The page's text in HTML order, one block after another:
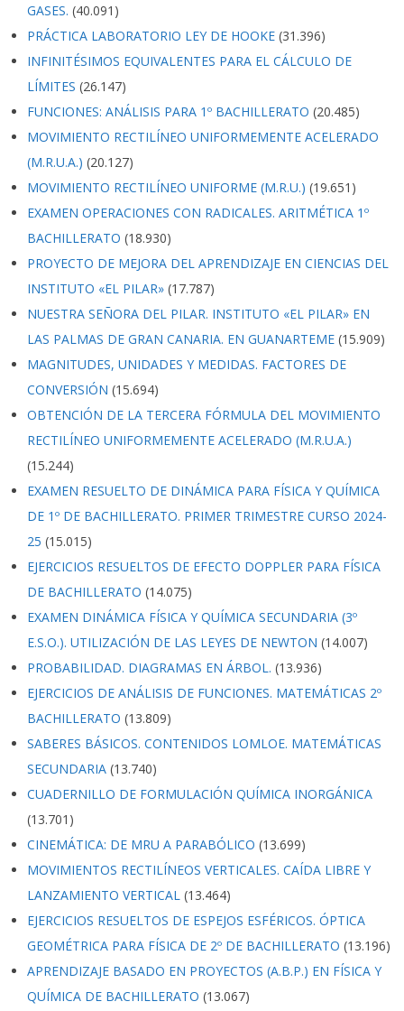
GASES. (40.091)
PRÁCTICA LABORATORIO LEY DE HOOKE (31.396)
INFINITÉSIMOS EQUIVALENTES PARA EL CÁLCULO DE
LÍMITES (26.147)
FUNCIONES: ANÁLISIS PARA 1º BACHILLERATO (20.485)
MOVIMIENTO RECTILÍNEO UNIFORMEMENTE ACELERADO
(M.R.U.A.) (20.127)
MOVIMIENTO RECTILÍNEO UNIFORME (M.R.U.) (19.651)
EXAMEN OPERACIONES CON RADICALES. ARITMÉTICA 1º
BACHILLERATO (18.930)
PROYECTO DE MEJORA DEL APRENDIZAJE EN CIENCIAS DEL
INSTITUTO «EL PILAR» (17.787)
NUESTRA SEÑORA DEL PILAR. INSTITUTO «EL PILAR» EN
LAS PALMAS DE GRAN CANARIA. EN GUANARTEME (15.909)
MAGNITUDES, UNIDADES Y MEDIDAS. FACTORES DE
CONVERSIÓN (15.694)
OBTENCIÓN DE LA TERCERA FÓRMULA DEL MOVIMIENTO
RECTILÍNEO UNIFORMEMENTE ACELERADO (M.R.U.A.)
(15.244)
EXAMEN RESUELTO DE DINÁMICA PARA FÍSICA Y QUÍMICA
DE 1º DE BACHILLERATO. PRIMER TRIMESTRE CURSO 2024-
25 (15.015)
EJERCICIOS RESUELTOS DE EFECTO DOPPLER PARA FÍSICA
DE BACHILLERATO (14.075)
EXAMEN DINÁMICA FÍSICA Y QUÍMICA SECUNDARIA (3º
E.S.O.). UTILIZACIÓN DE LAS LEYES DE NEWTON (14.007)
PROBABILIDAD. DIAGRAMAS EN ÁRBOL. (13.936)
EJERCICIOS DE ANÁLISIS DE FUNCIONES. MATEMÁTICAS 2º
BACHILLERATO (13.809)
SABERES BÁSICOS. CONTENIDOS LOMLOE. MATEMÁTICAS
SECUNDARIA (13.740)
CUADERNILLO DE FORMULACIÓN QUÍMICA INORGÁNICA
(13.701)
CINEMÁTICA: DE MRU A PARABÓLICO (13.699)
MOVIMIENTOS RECTILÍNEOS VERTICALES. CAÍDA LIBRE Y
LANZAMIENTO VERTICAL (13.464)
EJERCICIOS RESUELTOS DE ESPEJOS ESFÉRICOS. ÓPTICA
GEOMÉTRICA PARA FÍSICA DE 2º DE BACHILLERATO (13.196)
APRENDIZAJE BASADO EN PROYECTOS (A.B.P.) EN FÍSICA Y
QUÍMICA DE BACHILLERATO (13.067)